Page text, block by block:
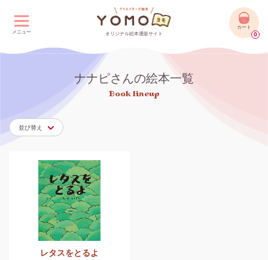
メニュー オリジナル絵本通販サイト
カート
0
ナナピさんの絵本一覧
Book lineup
並び替え
レタスをとるよ